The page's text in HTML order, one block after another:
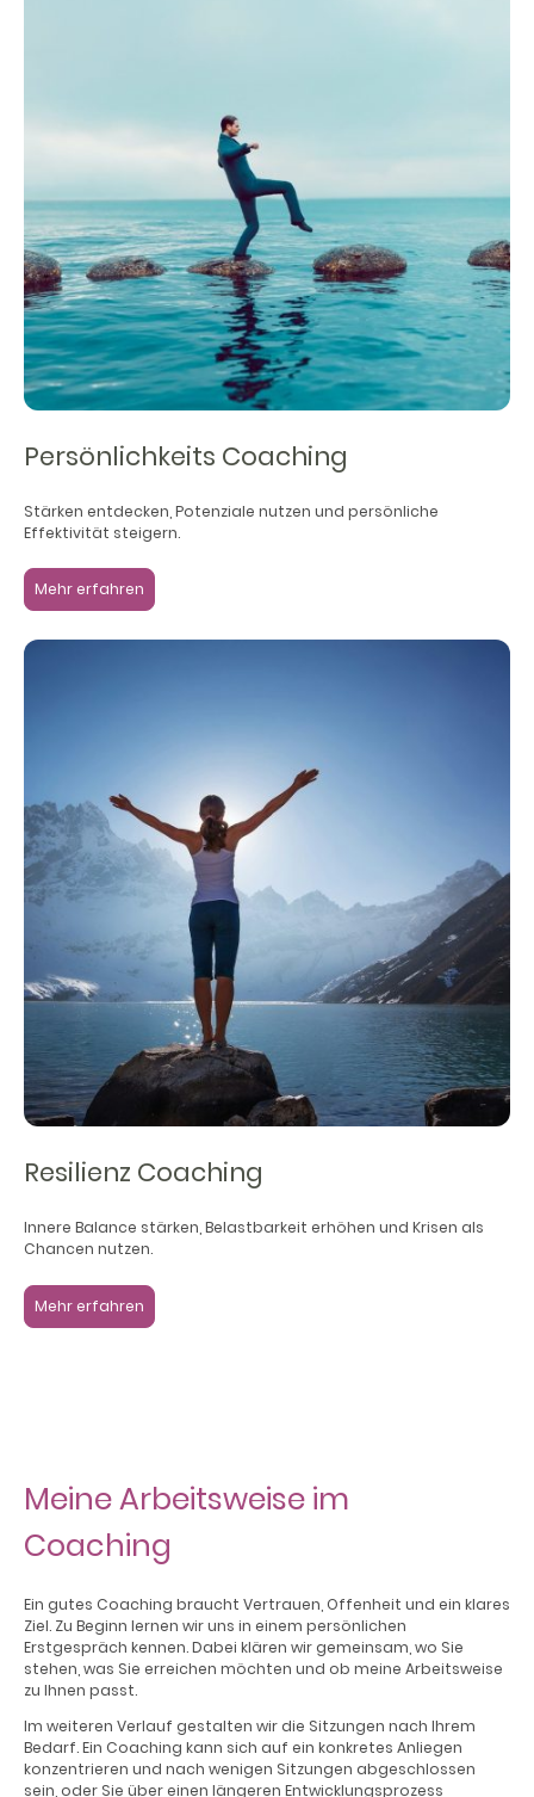
Persönlichkeits Coaching
Stärken entdecken, Potenziale nutzen und persönliche
Effektivität steigern.
Mehr erfahren
Resilienz Coaching
Innere Balance stärken, Belastbarkeit erhöhen und Krisen als
Chancen nutzen.
Mehr erfahren
Meine Arbeitsweise im
Coaching
Ein gutes Coaching braucht Vertrauen, Offenheit und ein klares
Ziel. Zu Beginn lernen wir uns in einem persönlichen
Erstgespräch kennen. Dabei klären wir gemeinsam, wo Sie
stehen, was Sie erreichen möchten und ob meine Arbeitsweise
zu Ihnen passt.
Im weiteren Verlauf gestalten wir die Sitzungen nach Ihrem
Bedarf. Ein Coaching kann sich auf ein konkretes Anliegen
konzentrieren und nach wenigen Sitzungen abgeschlossen
sein, oder Sie über einen längeren Entwicklungsprozess